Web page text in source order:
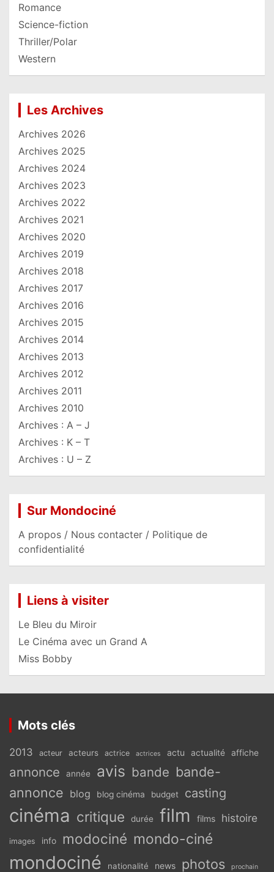
Romance
Science-fiction
Thriller/Polar
Western
Les Archives
Archives 2026
Archives 2025
Archives 2024
Archives 2023
Archives 2022
Archives 2021
Archives 2020
Archives 2019
Archives 2018
Archives 2017
Archives 2016
Archives 2015
Archives 2014
Archives 2013
Archives 2012
Archives 2011
Archives 2010
Archives : A – J
Archives : K – T
Archives : U – Z
Sur Mondociné
A propos / Nous contacter / Politique de
confidentialité
Liens à visiter
Le Bleu du Miroir
Le Cinéma avec un Grand A
Miss Bobby
Mots clés
2013 acteur acteurs actrice actrices actu actualité affiche
annonce année avis bande bande-
annonce blog blog cinéma budget casting
cinéma critique durée film films histoire
images info modociné mondo-ciné
mondociné nationalité news photos prochain